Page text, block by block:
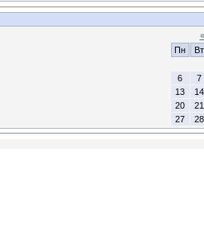
«
Пн
Вт
6
7
13
14
20
21
27
28